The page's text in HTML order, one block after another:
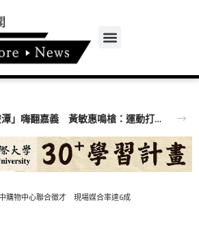
父親節4千人夜跑「雙潭」嗨翻嘉義 黃敏惠鳴槍：運動打造幸福城市
中購物中心聯合徵才 現場媒合率達6成